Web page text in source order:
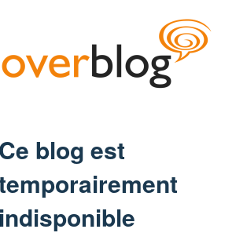
Ce blog est
indisponible